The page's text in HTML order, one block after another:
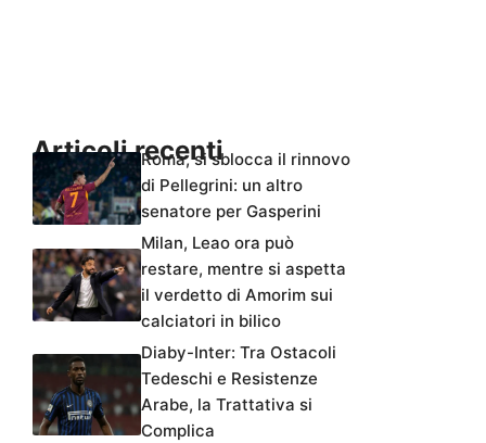
Articoli recentiRoma, si sblocca il rinnovo
di Pellegrini: un altro
senatore per Gasperini
Milan, Leao ora può
restare, mentre si aspetta
il verdetto di Amorim sui
calciatori in bilico
Diaby-Inter: Tra Ostacoli
Tedeschi e Resistenze
Arabe, la Trattativa si
Complica